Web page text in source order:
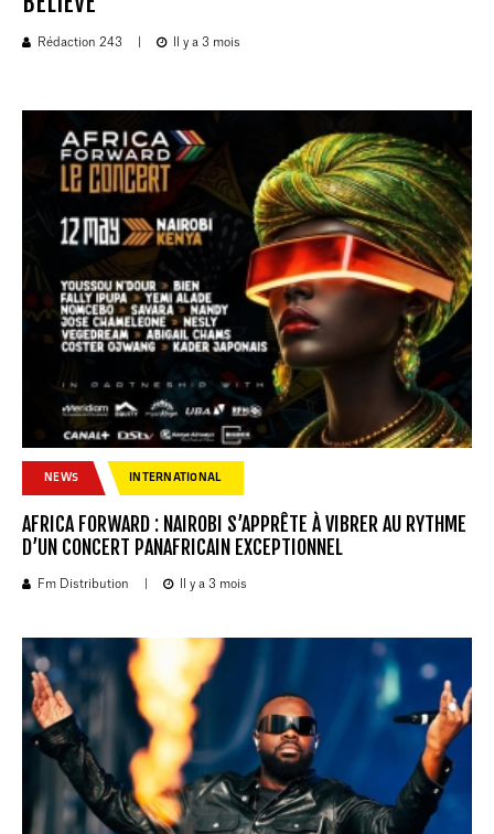
Rédaction 243 Il y a 3 mois
NEWS INTERNATIONAL
AFRICA FORWARD : NAIROBI S’APPRÊTE À VIBRER AU RYTHME
D’UN CONCERT PANAFRICAIN EXCEPTIONNEL
Fm Distribution Il y a 3 mois